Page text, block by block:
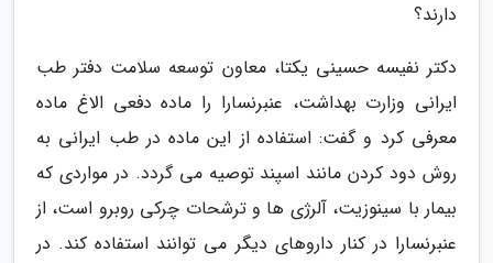
دارند؟
دکتر نفیسه حسینی یکتا، معاون توسعه سلامت دفتر طب
ایرانی وزارت بهداشت، عنبرنسارا را ماده دفعی الاغ ماده
معرفی کرد و گفت: استفاده از این ماده در طب ایرانی به
روش دود کردن مانند اسپند توصیه می گردد. در مواردی که
بیمار با سینوزیت، آلرژی ها و ترشحات چرکی روبرو است، از
عنبرنسارا در کنار داروهای دیگر می توانند استفاده کند. در